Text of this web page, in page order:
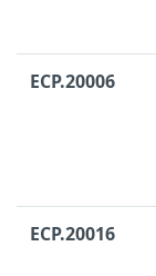
ECP.20006
ECP.20016